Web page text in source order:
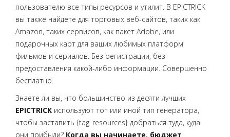
пользователю все типы ресурсов и утилит. В EPICTRICK
вы также найдете для торговых веб-сайтов, таких как
Amazon, таких сервисов, как пакет Adobe, или
подарочных карт для ваших любимых платформ
фильмов и сериалов. Без регистрации, без
предоставления какой-либо информации. Совершенно
бесплатно.
Знаете ли вы, что большинство из десяти лучших
EPICTRICK используют тот или иной тип генератора,
чтобы заставить {tag_resources} добраться туда, куда
они прибыли? Когда вы начинаете, бюджет